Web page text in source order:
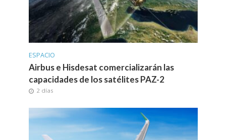
ESPACIO
Airbus e Hisdesat comercializarán las
capacidades de los satélites PAZ-2
2 días